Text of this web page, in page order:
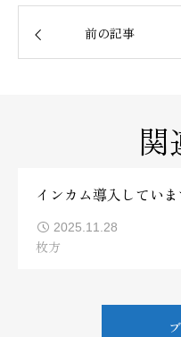
前の記事
関
インカム導入してい
2025.11.28
枚方